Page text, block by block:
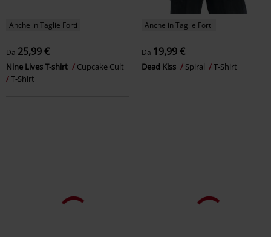
Anche in Taglie Forti
Da 25,99 €
Nine Lives T-shirt
Cupcake Cult
T-Shirt
Anche in Taglie Forti
Da 19,99 €
Dead Kiss Spiral T-Shirt